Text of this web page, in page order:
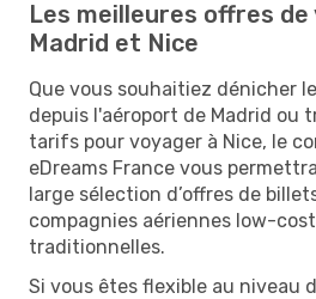
Les meilleures offres
Madrid et Nice
Que vous souhaitiez dénicher
depuis l'aéroport de Madrid ou
tarifs pour voyager à Nice, le
eDreams France vous
large sélection d’offres de
compagnies aériennes low-
traditionnelles.
Si vous êtes flexible au niveau